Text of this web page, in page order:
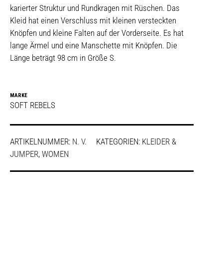
karierter Struktur und Rundkragen mit Rüschen. Das
Kleid hat einen Verschluss mit kleinen versteckten
Knöpfen und kleine Falten auf der Vorderseite. Es hat
lange Ärmel und eine Manschette mit Knöpfen. Die
Länge beträgt 98 cm in Größe S.
MARKE
SOFT REBELS
ARTIKELNUMMER: N. V. KATEGORIEN: KLEIDER &
JUMPER, WOMEN